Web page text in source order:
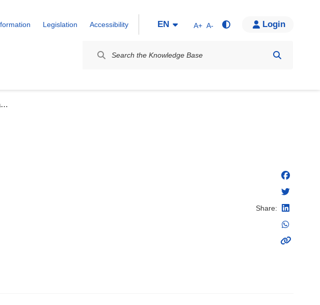
Legislation Accessibility EN A+ A- Login
Portaria n. 46, de 8 de janeiro de 2024
Share: